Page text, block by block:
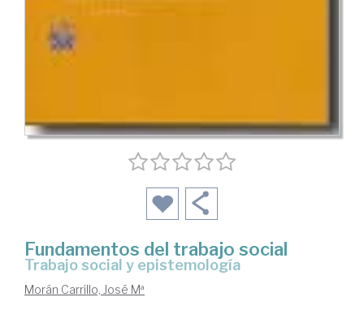
Fundamentos del trabajo social
trabajo social y epistemología
Morán Carrillo, José Mª